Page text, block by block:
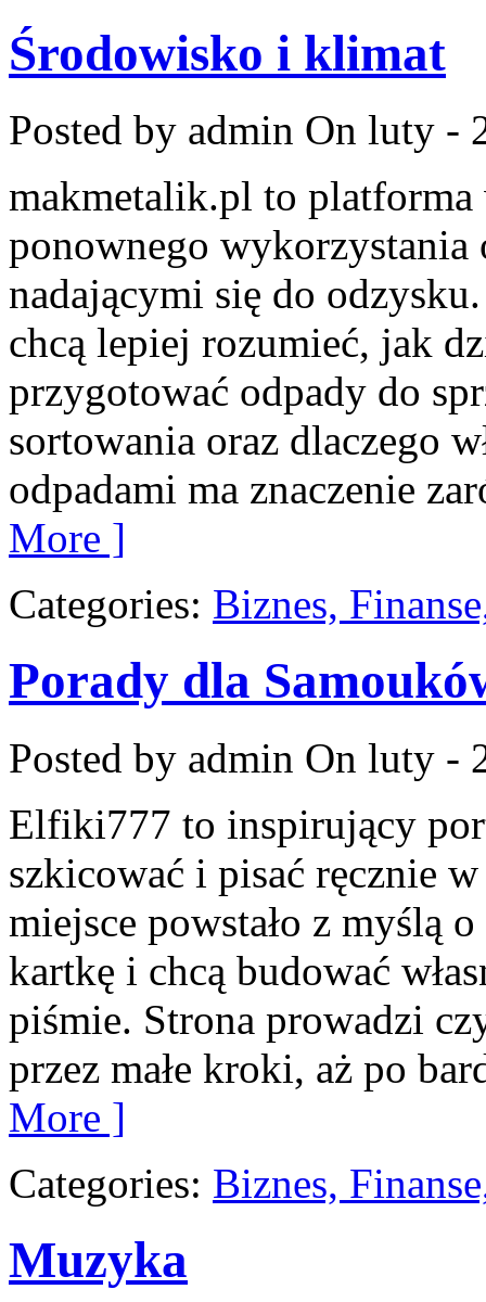
Środowisko i klimat
Posted by admin On luty -
makmetalik.pl to
ponownego wykorzystania
nadającymi się do
chcą lepiej rozumieć, jak
przygotować odpady do
sortowania oraz dlaczego
odpadami ma znaczenie
More ]
Categories: Biznes,
Porady dla
Posted by admin On luty -
Elfiki777 to inspirujący
szkicować i pisać ręcznie
miejsce powstało z myślą
kartkę i chcą budować
piśmie. Strona prowadzi
przez małe kroki, aż po
More ]
Categories: Biznes,
Muzyka